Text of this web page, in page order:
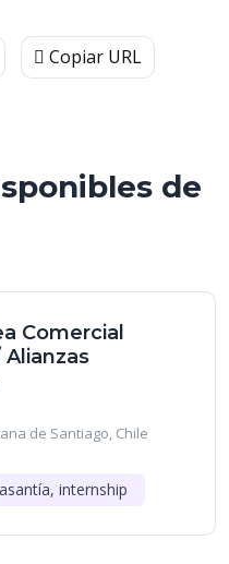
Copiar URL
de
Comercial
de Santiago, Chile
internship